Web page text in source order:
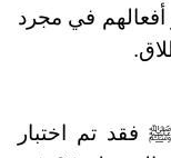
أفعالهم في مجرد
فقد تم اختبار